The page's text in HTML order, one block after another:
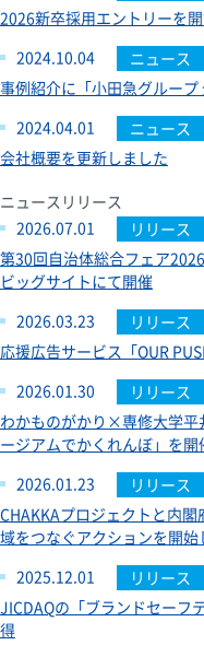
2026新卒採用エントリーを
2024.10.04
ニュース
事例紹介に「小田急グルー
2024.04.01
ニュース
会社概要を更新しました
ニュースリリース
2026.07.01
リリース
第30回自治体総合フェア
ビッグサイトにて開催
2026.03.23
リリース
応援広告サービス「OUR
2026.01.30
リリース
わかものがかり×専修大学平
ージアムでかくれんぼ」を開
2026.01.23
リリース
CHAKKAプロジェクトと内
域をつなぐアクションを開始
2025.12.01
リリース
JICDAQの「ブランドセーフ
得